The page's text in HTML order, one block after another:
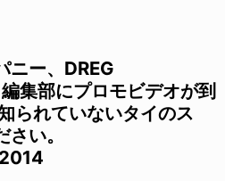
ニー、DREG
集部にプロモビデオが到
られていないタイのス
い。